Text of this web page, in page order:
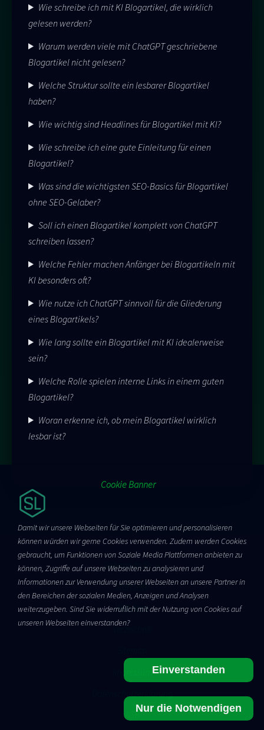
Cookie Banner
Damit wir unsere Webseiten für Sie optimieren und personalisieren
können würden wir gerne Cookies verwenden. Zudem werden Cookies
gebraucht, um Funktionen von Soziale Media Plattformen anbieten zu
können, Zugriffe auf unsere Webseiten zu analysieren und
Informationen zur Verwendung unserer Webseiten an unsere Partner in
den Bereichen der sozialen Medien, Anzeigen und Analysen
weiterzugeben. Sind Sie widerruflich mit der Nutzung von Cookies auf
unseren Webseiten einverstanden?
Einverstanden
Nur die Notwendigen
Wie schreibe ich mit KI Blogartikel, die wirklich
gelesen werden?
Warum werden viele mit ChatGPT geschriebene
Blogartikel nicht gelesen?
Welche Struktur sollte ein lesbarer Blogartikel
haben?
Wie wichtig sind Headlines für Blogartikel mit KI?
Wie schreibe ich eine gute Einleitung für einen
Blogartikel?
Was sind die wichtigsten SEO-Basics für Blogartikel
ohne SEO-Gelaber?
Soll ich einen Blogartikel komplett von ChatGPT
schreiben lassen?
Welche Fehler machen Anfänger bei Blogartikeln mit
KI besonders oft?
Wie nutze ich ChatGPT sinnvoll für die Gliederung
eines Blogartikels?
Wie lang sollte ein Blogartikel mit KI idealerweise
sein?
Welche Rolle spielen interne Links in einem guten
Blogartikel?
Woran erkenne ich, ob mein Blogartikel wirklich
lesbar ist?
Seitenaufrufe:---
Startseite
Web Apps
Datenschutzerklärung
AGB